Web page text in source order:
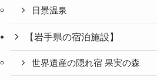
日景温泉
【岩手県の宿泊施設】
世界遺産の隠れ宿 果実の森